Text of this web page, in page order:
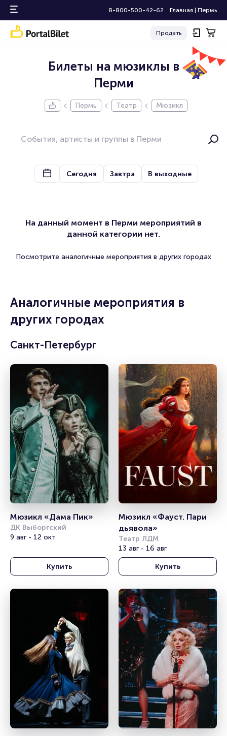
8-800-500-42-62 Главная Пермь
Продать
Билеты на мюзиклы в
Перми
Пермь Театр Мюзикл
Сегодня Завтра В выходные
На данный момент в Перми мероприятий в
данной категории нет.
Посмотрите аналогичные мероприятия в других городах
Аналогичные мероприятия в
других городах
Санкт-Петербург
Мюзикл «Дама Пик»
ДК Выборгский
9 авг - 12 окт
Купить
Мюзикл «Фауст. Пари
дьявола»
Театр ЛДМ
13 авг - 16 авг
Купить